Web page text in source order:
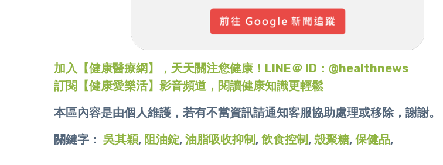
加入【健康醫療網】，天天關注您健康！LINE＠ ID：@healthnews
訂閱【健康愛樂活】影音頻道，閱讀健康知識更輕鬆
本區內容是由個人維護，若有不當資訊請通知客服協助處理或移除，謝謝。
關鍵字： 吳其穎, 阻油錠, 油脂吸收抑制 , 飲食控制 , 殼聚糖, 保健品,